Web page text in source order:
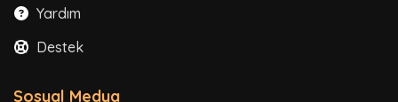
Yardım
Destek
Sosyal Medya